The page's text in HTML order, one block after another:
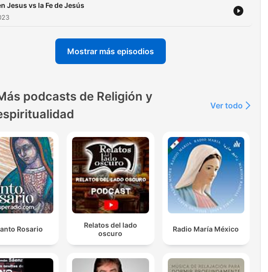
Jesus vs la Fe de Jesús
Mostrar más episodios
podcasts de Religión y
Ver todo
Rosario
Relatos del lado
oscuro
Radio María México